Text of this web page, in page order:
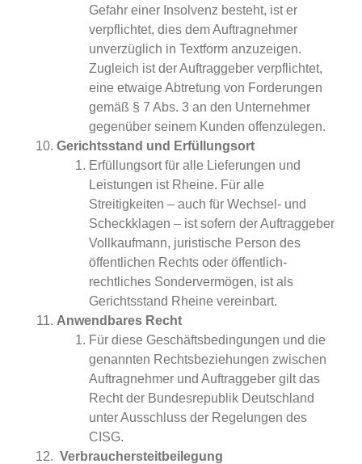
Gefahr einer Insolvenz besteht, ist er
verpflichtet, dies dem Auftragnehmer
unverzüglich in Textform anzuzeigen.
Zugleich ist der Auftraggeber verpflichtet,
eine etwaige Abtretung von Forderungen
gemäß § 7 Abs. 3 an den Unternehmer
gegenüber seinem Kunden offenzulegen.
Gerichtsstand und Erfüllungsort
Erfüllungsort für alle Lieferungen und
Leistungen ist Rheine. Für alle
Streitigkeiten – auch für Wechsel- und
Scheckklagen – ist sofern der Auftraggeber
Vollkaufmann, juristische Person des
öffentlichen Rechts oder öffentlich-
rechtliches Sondervermögen, ist als
Gerichtsstand Rheine vereinbart.
Anwendbares Recht
Für diese Geschäftsbedingungen und die
genannten Rechtsbeziehungen zwischen
Auftragnehmer und Auftraggeber gilt das
Recht der Bundesrepublik Deutschland
unter Ausschluss der Regelungen des
CISG.
Verbrauchersteitbeilegung